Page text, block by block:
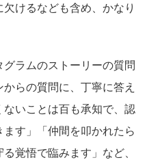
けるなども含め、かなり
ラムのストーリーの質問
らの質問に、丁寧に答え
いことは百も承知で、認
す」「仲間を叩かれたら
覚悟で臨みます」など、